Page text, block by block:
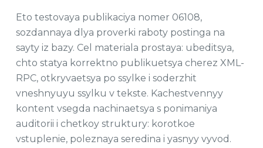
d
o
Eto testovaya publikaciya nomer 06108,
sozdannaya dlya proverki raboty postinga na
sayty iz bazy. Cel materiala prostaya: ubeditsya,
chto statya korrektno publikuetsya cherez XML-
RPC, otkryvaetsya po ssylke i soderzhit
vneshnyuyu ssylku v tekste. Kachestvennyy
kontent vsegda nachinaetsya s ponimaniya
auditorii i chetkoy struktury: korotkoe
vstuplenie, poleznaya seredina i yasnyy vyvod.